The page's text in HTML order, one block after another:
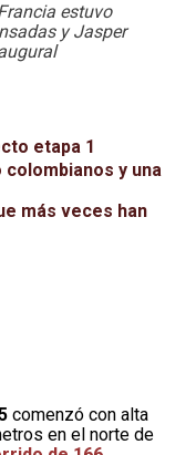
estuvo
y Jasper
etapa 1
y una
más veces han
comenzó con alta
en el norte de